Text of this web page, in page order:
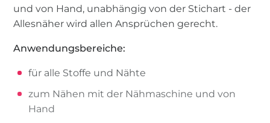
und von Hand, unabhängig von der Stichart - der
Allesnäher wird allen Ansprüchen gerecht.
Anwendungsbereiche:
für alle Stoffe und Nähte
zum Nähen mit der Nähmaschine und von
Hand